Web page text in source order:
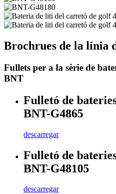
Brochrues de la línia
Fullets per a la sèrie de
BNT
Fulletó de
BNT-G4865
descarregar
Fulletó de
BNT-G48105
descarregar